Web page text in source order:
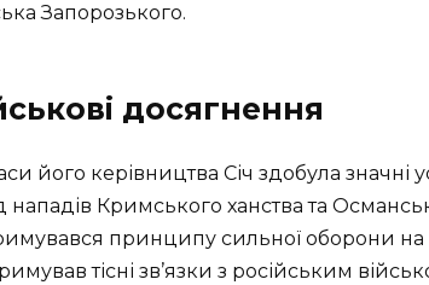
Запорозького.
досягнення
його керівництва Січ здобула значні
нападів Кримського ханства та
принципу сильної оборони
тісні зв’язки з російським